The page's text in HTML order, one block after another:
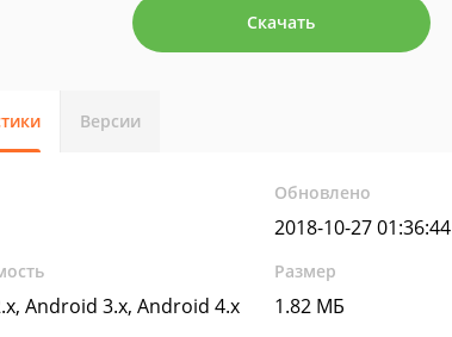
Скачать
Версии
Обновлено
2018-10-27 01:36:44
Android 3.x, Android 4.x
Размер
1.82 МБ